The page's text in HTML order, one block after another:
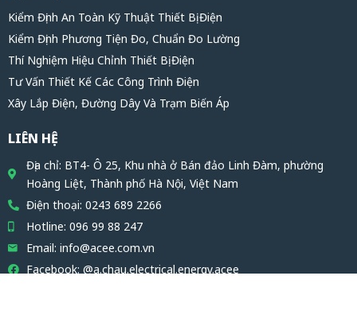
Kiểm Định An Toàn Kỹ Thuật Thiết Bị Điện
Kiểm Định Phương Tiện Đo, Chuẩn Đo Lường
Thí Nghiệm Hiệu Chỉnh Thiết Bị Điện
Tư Vấn Thiết Kế Các Công Trình Điện
Xây Lắp Điện, Đường Dây Và Trạm Biến Áp
LIÊN HỆ
Địa chỉ: BT4- Ô 25, Khu nhà ở Bán đảo Linh Đàm, phường
Hoàng Liệt, Thành phố Hà Nội, Việt Nam
Điện thoại: 0243 689 2266
Hotline: 096 99 88 247
Email: info@acee.com.vn
Facebook: @a.chau.electrical.energy.acee